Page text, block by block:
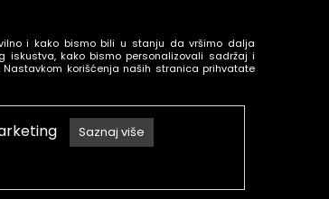
i kako bismo bili u stanju da vršimo dalja
iskustva, kako bismo personalizovali sadržaj i
korišćenja naših stranica prihvatate
Saznaj više
PRIJAVI SE